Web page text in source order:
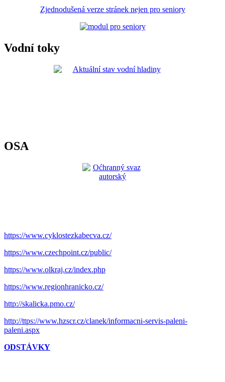
Zjednodušená verze stránek nejen pro seniory
Vodní toky
OSA
https://www.cyklostezkabecva.cz/
https://www.czechpoint.cz/public/
https://www.olkraj.cz/index.php
https://www.regionhranicko.cz/
http://skalicka.pmo.cz/
http://ttps://www.hzscr.cz/clanek/informacni-servis-paleni-
paleni.aspx
ODSTÁVKY